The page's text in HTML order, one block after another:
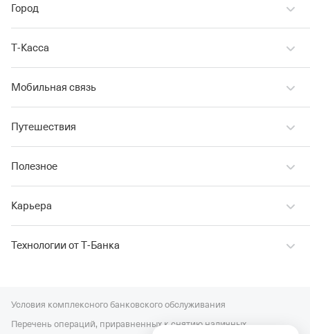
Город
Т‑Касса
Мобильная связь
Путешествия
Полезное
Карьера
Технологии от Т‑Банка
Условия комплексного банковского обслуживания
Перечень операций, приравненных к снятию наличных